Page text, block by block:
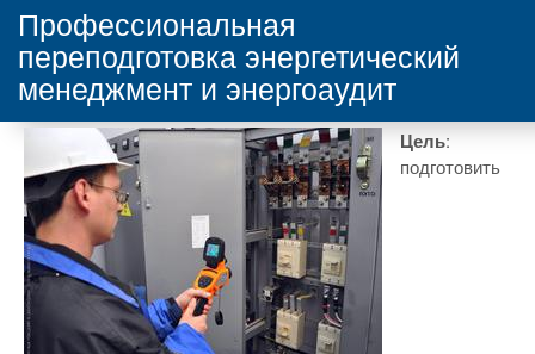
Профессиональная
переподготовка энергетический
менеджмент и энергоаудит
Цель:
подготовить